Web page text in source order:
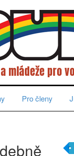
mládeže pro
Pro členy